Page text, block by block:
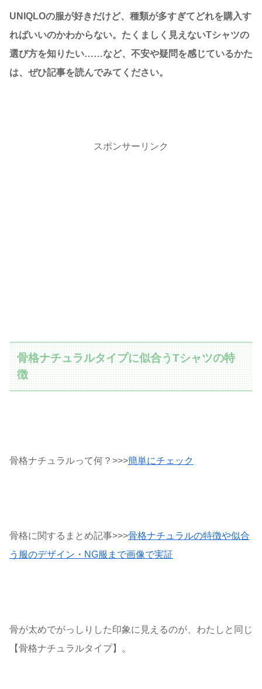
UNIQLOの服が好きだけど、種類が多すぎてどれを購入す
ればいいのかわからない。たくましく見えないTシャツの
選び方を知りたい……など、不安や疑問を感じているかた
は、ぜひ記事を読んでみてください。
スポンサーリンク
骨格ナチュラルタイプに似合うTシャツの特
徴
骨格ナチュラルって何？>>>簡単にチェック
骨格に関するまとめ記事>>>骨格ナチュラルの特徴や似合
う服のデザイン・NG服まで画像で実証
骨が太めでがっしりした印象に見えるのが、わたしと同じ
【骨格ナチュラルタイプ】。